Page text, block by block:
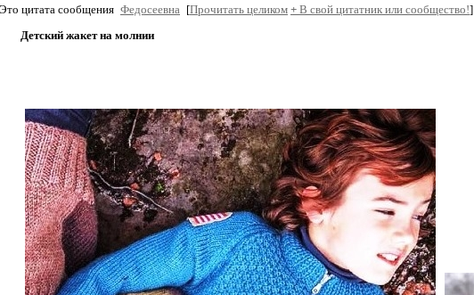
Это цитата сообщения Федосеевна [Прочитать целиком + В свой цитатник или сообщество!]
Детский жакет на молнии